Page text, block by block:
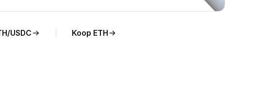
USDC Koop ETH